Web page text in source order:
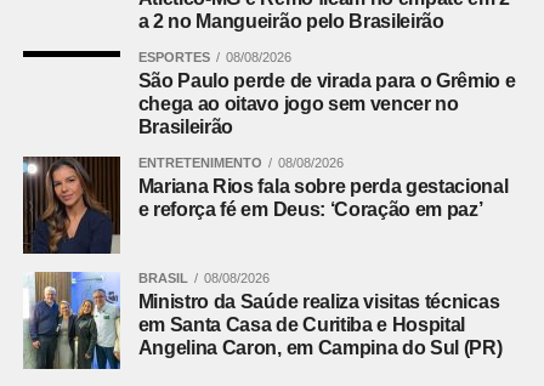
Curitiba, Doutor Ulysses, Fazenda Rio Grande, Itaperuçu,
Lapa, Mandirituba, Piên, Pinhais, Piraquara, Quatro
Barras, Rio Branco do Sul, Rio Negro, São José dos
Pinhais, Quitandinha, Tijucas do Sul e Tunas do Paraná.
representa perto de 40% da população paranaense.
Leia mais:
ex-vereador Juca do Guaraná (Pai)
Participam da assembleia que escolheu os novos
dirigentes da Assomec o secretário da Casa Civil, João
a 2 no Mangueirão pelo Brasileirão
ESPORTES 08/08/2026
São Paulo perde de virada para o Grêmio e
chega ao oitavo jogo sem vencer no
Brasileirão
ENTRETENIMENTO 08/08/2026
Mariana Rios fala sobre perda gestacional
e reforça fé em Deus: ‘Coração em paz’
BRASIL 08/08/2026
Ministro da Saúde realiza visitas técnicas
em Santa Casa de Curitiba e Hospital
Angelina Caron, em Campina do Sul (PR)